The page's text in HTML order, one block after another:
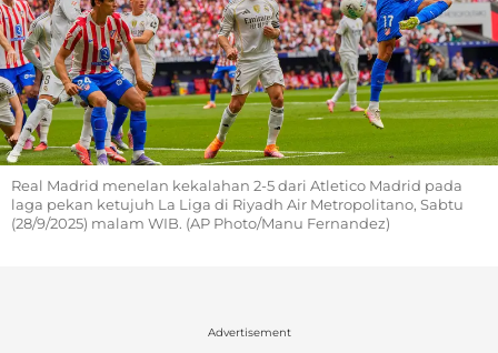
Real Madrid menelan kekalahan 2-5 dari Atletico Madrid pada
laga pekan ketujuh La Liga di Riyadh Air Metropolitano, Sabtu
(28/9/2025) malam WIB. (AP Photo/Manu Fernandez)
Advertisement